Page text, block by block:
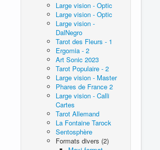
Large vision - Optic
Large vision - Optic
Large vision -
DalNegro
Tarot des Fleurs - 1
Ergomia - 2
Art Sonic 2023
Tarot Populaire - 2
Large vision - Master
Phares de France 2
Large vision - Calli
Cartes
Tarot Allemand
La Fontaine Tarock
Sentosphère
Formats divers (2)